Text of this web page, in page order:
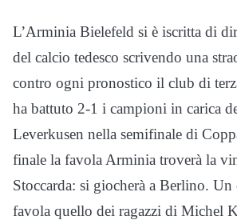
L’Arminia Bielefeld si è iscritta di
del calcio tedesco scrivendo una
contro ogni pronostico il club di
ha battuto 2-1 i campioni in carica
Leverkusen nella semifinale di
finale la favola Arminia troverà la
Stoccarda: si giocherà a Berlino. Un
favola quello dei ragazzi di Michel